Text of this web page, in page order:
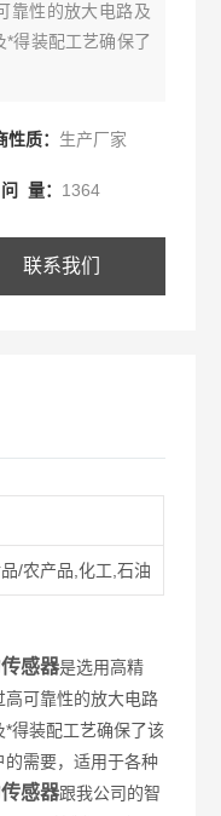
靠性的放大电路及
得装配工艺确保了
性质： 生产厂家
量： 1364
联系我们
/农产品,化工,石油
感器是选用高精
高可靠性的放大电路
得装配工艺确保了该
的需要，适用于各种
感器跟我公司的智